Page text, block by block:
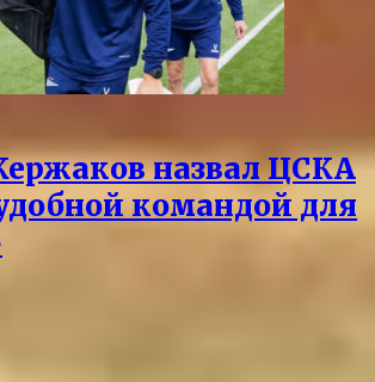
назвал ЦСКА
командой для